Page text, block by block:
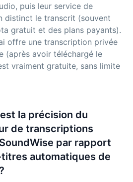
puis leur service de
distinct le transcrit (souvent
gratuit et des plans payants).
offre une transcription privée
(après avoir téléchargé le
vraiment gratuite, sans limite
la précision du
de transcriptions
par rapport
automatiques de